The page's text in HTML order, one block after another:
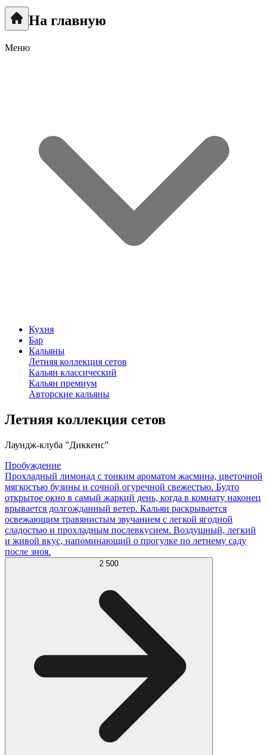
На главную
Меню
Кухня
Бар
Кальяны
Летняя коллекция сетов
Кальян классический
Кальян премиум
Авторские кальяны
Летняя коллекция сетов
Лаундж-клуба "Диккенс"
Пробуждение
Прохладный лимонад с тонким ароматом жасмина, цветочной
мягкостью бузины и сочной огуречной свежестью. Будто
открытое окно в самый жаркий день, когда в комнату наконец
врывается долгожданный ветер. Кальян раскрывается
освежающим травянистым звучанием с легкой ягодной
сладостью и прохладным послевкусием. Воздушный, легкий
и живой вкус, напоминающий о прогулке по летнему саду
после зноя.
2 500